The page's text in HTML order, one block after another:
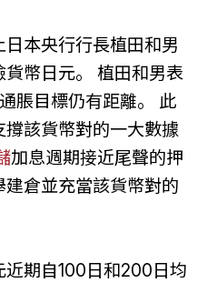
本央行行長植田和男
幣日元。 植田和男表
脹目標仍有距離。 此
該貨幣對的一大數據
加息週期接近尾聲的押
倉並充當該貨幣對的
期自100日和200日均